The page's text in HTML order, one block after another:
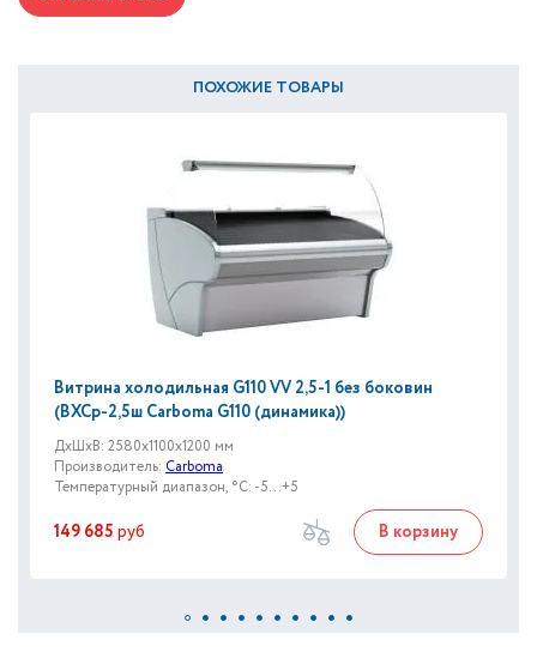
ПОХОЖИЕ ТОВАРЫ
Витрина холодильная G110 VV 2,5-1 без боковин
(ВХСр-2,5ш Carboma G110 (динамика))
ДxШxВ: 2580x1100x1200 мм
Производитель: Carboma
Температурный диапазон, °C: -5...+5
149 685 руб В корзину